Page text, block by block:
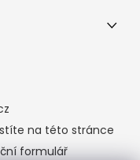
na této stránce
formulář